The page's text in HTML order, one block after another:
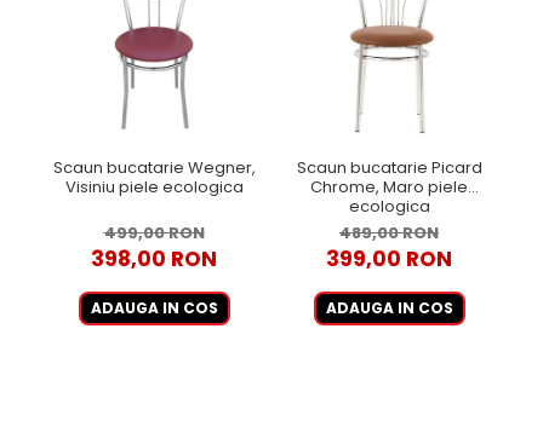
Scaun bucatarie Wegner,
Visiniu piele ecologica
499,00 RON
398,00 RON
ADAUGA IN COS
Scaun bucatarie Picard
Chrome, Maro piele
ecologica
489,00 RON
399,00 RON
ADAUGA IN COS